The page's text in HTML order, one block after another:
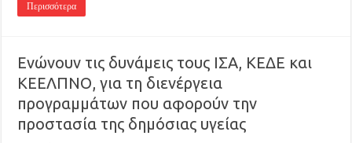
Περισσότερα
Ενώνουν τις δυνάμεις τους ΙΣΑ, ΚΕΔΕ και
ΚΕΕΛΠΝΟ, για τη διενέργεια
προγραμμάτων που αφορούν την
προστασία της δημόσιας υγείας